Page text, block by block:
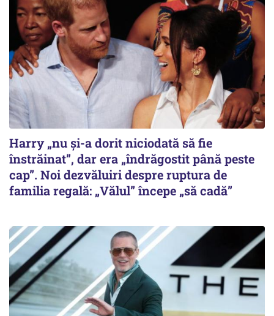
Harry „nu și-a dorit niciodată să fie
înstrăinat”, dar era „îndrăgostit până peste
cap”. Noi dezvăluiri despre ruptura de
familia regală: „Vălul” începe „să cadă”